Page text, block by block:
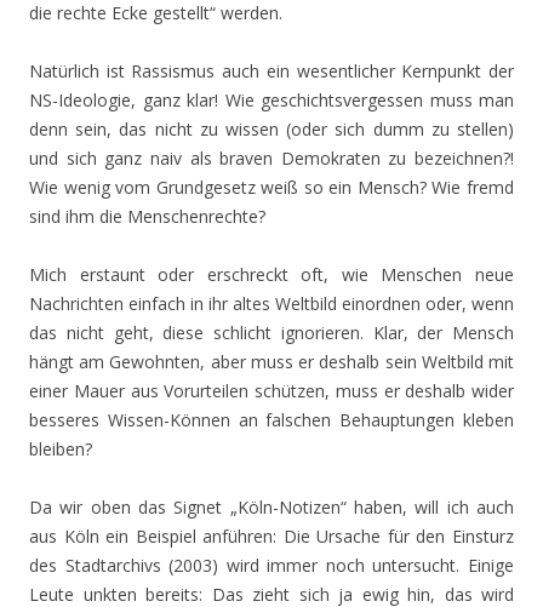
die rechte Ecke gestellt“ werden.
Natürlich ist Rassismus auch ein wesentlicher Kernpunkt der
NS-Ideologie, ganz klar! Wie geschichtsvergessen muss man
denn sein, das nicht zu wissen (oder sich dumm zu stellen)
und sich ganz naiv als braven Demokraten zu bezeichnen?!
Wie wenig vom Grundgesetz weiß so ein Mensch? Wie fremd
sind ihm die Menschenrechte?
Mich erstaunt oder erschreckt oft, wie Menschen neue
Nachrichten einfach in ihr altes Weltbild einordnen oder, wenn
das nicht geht, diese schlicht ignorieren. Klar, der Mensch
hängt am Gewohnten, aber muss er deshalb sein Weltbild mit
einer Mauer aus Vorurteilen schützen, muss er deshalb wider
besseres Wissen-Können an falschen Behauptungen kleben
bleiben?
Da wir oben das Signet „Köln-Notizen“ haben, will ich auch
aus Köln ein Beispiel anführen: Die Ursache für den Einsturz
des Stadtarchivs (2003) wird immer noch untersucht. Einige
Leute unkten bereits: Das zieht sich ja ewig hin, das wird